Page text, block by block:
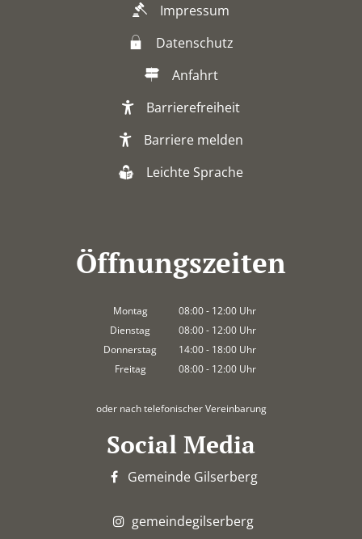
Impressum
Datenschutz
Anfahrt
Barrierefreiheit
Barriere melden
Leichte Sprache
Öffnungszeiten
Montag 08:00- 12:00 Uhr
Von 08:00 bis 12:00 Uhr
Dienstag 08:00- 12:00 Uhr
Von 08:00 bis 12:00 Uhr
Donnerstag 14:00- 18:00 Uhr
Von 14:00 bis 18:00 Uhr
Freitag 08:00- 12:00 Uhr
oder nach telefonischer Vereinbarung
Social Media
Gemeinde Gilserberg
gemeindegilserberg